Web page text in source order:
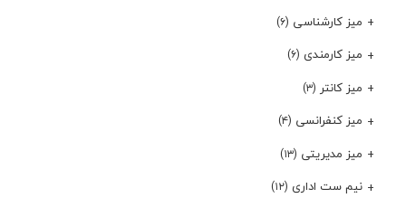
میز کارشناسی (۶)
میز کارمندی (۶)
میز کانتر (۳)
میز کنفرانسی (۴)
میز مدیریتی (۱۳)
نیم ست اداری (۱۲)